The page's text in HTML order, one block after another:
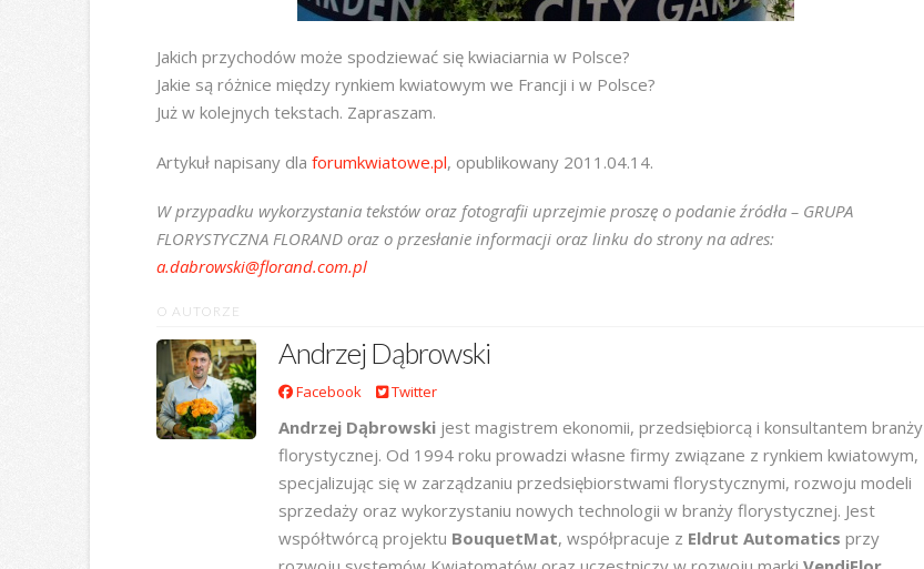
Jakich przychodów może spodziewać się kwiaciarnia w Polsce?
Jakie są różnice między rynkiem kwiatowym we Francji i w Polsce?
Już w kolejnych tekstach. Zapraszam.
Artykuł napisany dla forumkwiatowe.pl, opublikowany 2011.04.14.
W przypadku wykorzystania tekstów oraz fotografii uprzejmie proszę o podanie źródła – GRUPA
FLORYSTYCZNA FLORAND oraz o przesłanie informacji oraz linku do strony na adres:
a.dabrowski@florand.com.pl
O AUTORZE
Andrzej Dąbrowski
Facebook Twitter
Andrzej Dąbrowskijest magistrem ekonomii, przedsiębiorcą i konsultantem branży
florystycznej. Od 1994 roku prowadzi własne firmy związane z rynkiem kwiatowym,
specjalizując się w zarządzaniu przedsiębiorstwami florystycznymi, rozwoju modeli
sprzedaży oraz wykorzystaniu nowych technologii w branży florystycznej. Jest
współtwórcą projektu BouquetMat, współpracuje z Eldrut Automatics przy